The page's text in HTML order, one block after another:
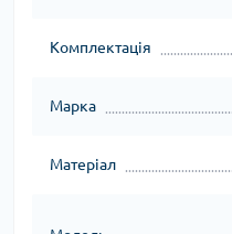
Комплектація
Марка
Матеріал